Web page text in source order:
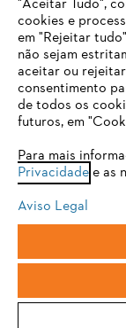
Contacto
Condições
Sobre nós
R.C.Emp. Ed.3-P.0-
ESTE
Está utilizar um
obter o melhor
para um dos
firefox
safari
"Aceitar Tudo",
cookies e
em "Rejeitar
não sejam
aceitar ou
consentimento
de todos os
futuros, em
Para mais
Privacidadee as
Aviso Legal